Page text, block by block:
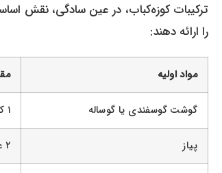
ترکیبات کوزه‌کباب، در عین سادگی، نقش
را ارائه دهند:
مواد اولیه
گوشت گوسفندی یا گوساله ۱ کیلوگرم
پیاز ۲ عدد متوسط